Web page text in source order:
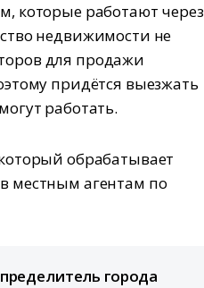
которые работают через
недвижимости не
для продажи
придётся выезжать
работать.
обрабатывает
местным агентам по
города